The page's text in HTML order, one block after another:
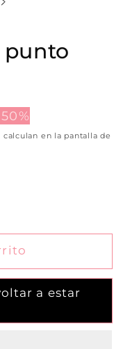
punto
calculan en la pantalla de
a estar